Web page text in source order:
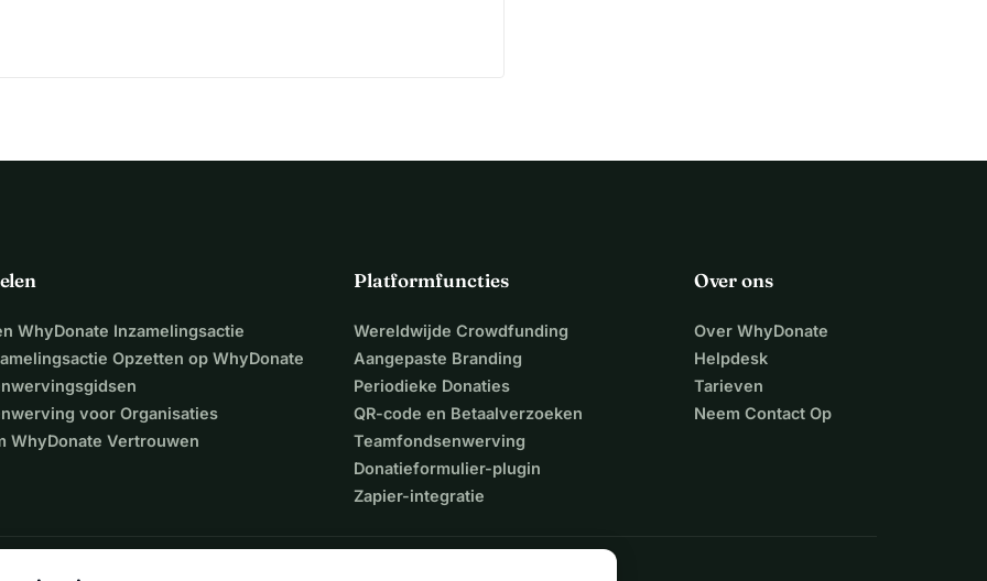
doelen.
voor mens en planeet? Elke donatie – groot of klein – helpt
voor de playlist en bij donaties vanaf 20 euro schrijven
jíj mee op reis naar Kazachstan.
WhyDonate Inzamelingsactie
Opzetten op WhyDonate
voor Organisaties
WhyDonate Vertrouwen
Platformfuncties
Wereldwijde Crowdfunding
Aangepaste Branding
Periodieke Donaties
QR-code en Betaalverzoeken
Teamfondsenwerving
Donatieformulier-plugin
Zapier-integratie
Over ons
Over WhyDonate
Helpdesk
Tarieven
Neem Contact Op